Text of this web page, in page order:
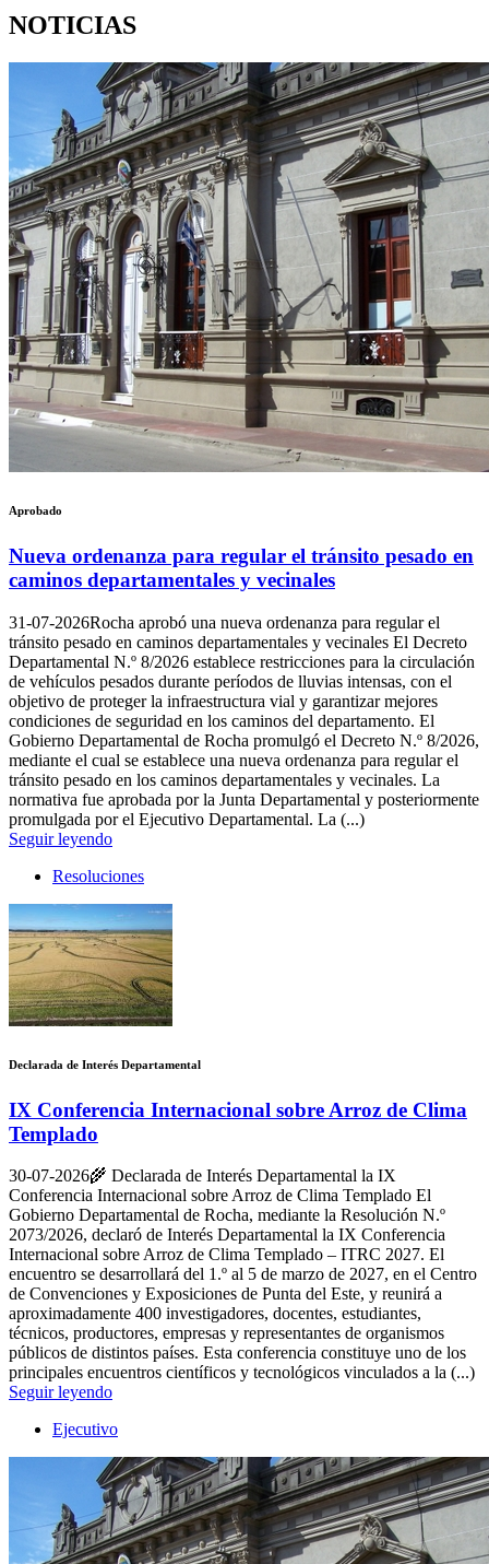
NOTICIAS
Aprobado
Nueva ordenanza para regular el tránsito pesado en
caminos departamentales y vecinales
31-07-2026Rocha aprobó una nueva ordenanza para regular el
tránsito pesado en caminos departamentales y vecinales El Decreto
Departamental N.º 8/2026 establece restricciones para la circulación
de vehículos pesados durante períodos de lluvias intensas, con el
objetivo de proteger la infraestructura vial y garantizar mejores
condiciones de seguridad en los caminos del departamento. El
Gobierno Departamental de Rocha promulgó el Decreto N.º 8/2026,
mediante el cual se establece una nueva ordenanza para regular el
tránsito pesado en los caminos departamentales y vecinales. La
normativa fue aprobada por la Junta Departamental y posteriormente
promulgada por el Ejecutivo Departamental. La (...)
Seguir leyendo
Resoluciones
Declarada de Interés Departamental
IX Conferencia Internacional sobre Arroz de Clima
Templado
30-07-2026🌾 Declarada de Interés Departamental la IX
Conferencia Internacional sobre Arroz de Clima Templado El
Gobierno Departamental de Rocha, mediante la Resolución N.º
2073/2026, declaró de Interés Departamental la IX Conferencia
Internacional sobre Arroz de Clima Templado – ITRC 2027. El
encuentro se desarrollará del 1.º al 5 de marzo de 2027, en el Centro
de Convenciones y Exposiciones de Punta del Este, y reunirá a
aproximadamente 400 investigadores, docentes, estudiantes,
técnicos, productores, empresas y representantes de organismos
públicos de distintos países. Esta conferencia constituye uno de los
principales encuentros científicos y tecnológicos vinculados a la (...)
Seguir leyendo
Ejecutivo